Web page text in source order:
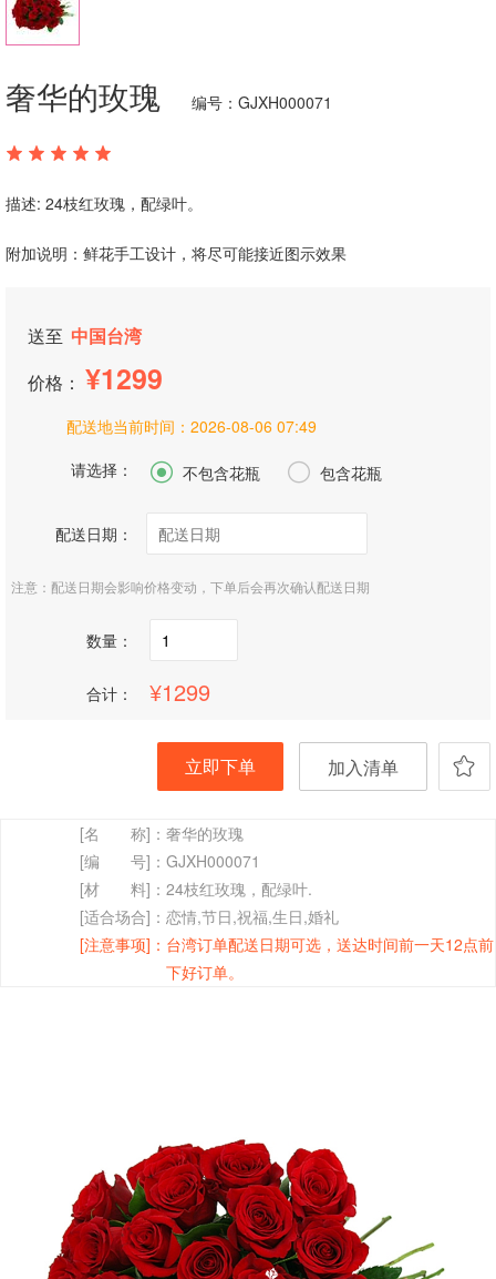
奢华的玫瑰 编号：GJXH000071
描述: 24枝红玫瑰，配绿叶。
附加说明：鲜花手工设计，将尽可能接近图示效果
送至 中国台湾
价格：
1299
配送地当前时间： 2026-08-06 07:49
请选择：
 不包含花瓶  包含花瓶
配送日期：
注意：配送日期会影响价格变动，下单后会再次确认配送日期
数量：
合计： 1299
立即下单 加入清单
[名 称]： 奢华的玫瑰
[编 号]： GJXH000071
[材 料]： 24枝红玫瑰，配绿叶.
[适合场合]： 恋情,节日,祝福,生日,婚礼
[注意事项]： 台湾订单配送日期可选，送达时间前一天12点前
下好订单。